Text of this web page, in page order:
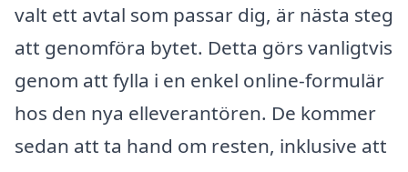
valt ett avtal som passar dig, är nästa steg
att genomföra bytet. Detta görs vanligtvis
genom att fylla i en enkel online-formulär
hos den nya elleverantören. De kommer
sedan att ta hand om resten, inklusive att